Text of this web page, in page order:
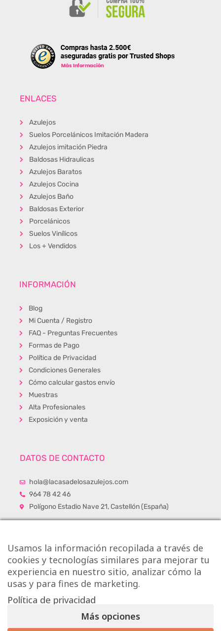
ENLACES
Azulejos
Suelos Porcelánicos Imitación Madera
Azulejos imitación Piedra
Baldosas Hidraulicas
Azulejos Baratos
Azulejos Cocina
Azulejos Baño
Baldosas Exterior
Porcelánicos
Suelos Vinílicos
Los + Vendidos
INFORMACIÓN
Blog
Mi Cuenta / Registro
FAQ - Preguntas Frecuentes
Formas de Pago
Política de Privacidad
Condiciones Generales
Cómo calcular gastos envío
Muestras
Alta Profesionales
Exposición y venta
DATOS DE CONTACTO
hola@lacasadelosazulejos.com
964 78 42 46
Polígono Estadio Nave 21, Castellón (España)
Usamos la información recopilada a través de
cookies y tecnologías similares para mejorar tu
experiencia en nuestro sitio, analizar cómo la
usas y para fines de marketing.
Política de privacidad
Más opciones